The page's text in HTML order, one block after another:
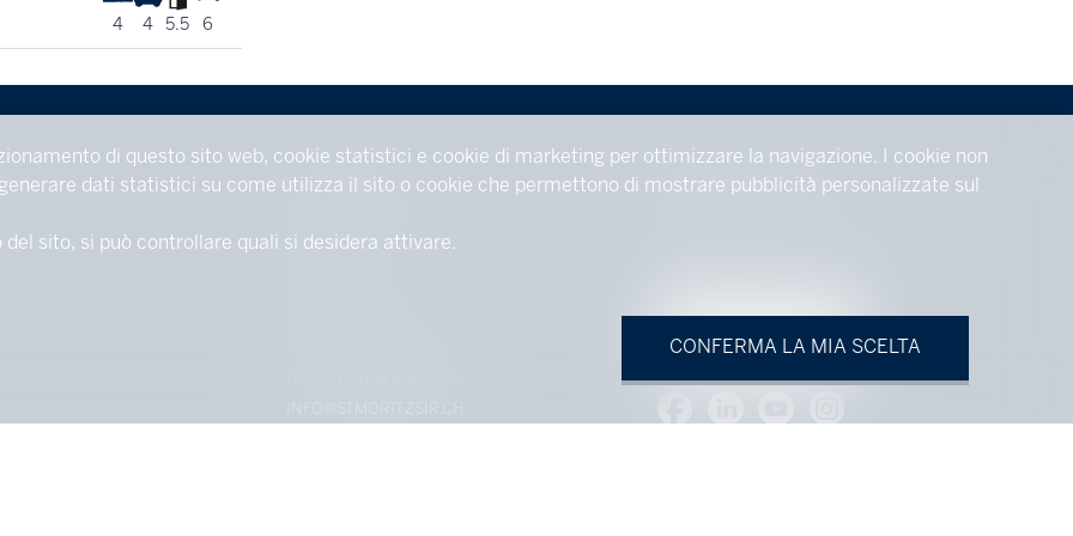
4 4 5.5 6
CONTATTACI RIMANGA CONNESSO
di questo sito web, cookie statistici e cookie di marketing per ottimizzare la navigazione. I cookie non
dati statistici su come utilizza il sito o cookie che permettono di mostrare pubblicità personalizzate sul
sito, si può controllare quali si desidera attivare.
CONFERMA LA MIA SCELTA